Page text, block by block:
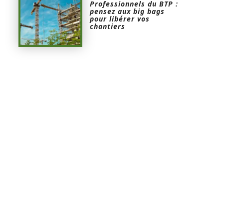
Professionnels du BTP :
pensez aux big bags
pour libérer vos
chantiers